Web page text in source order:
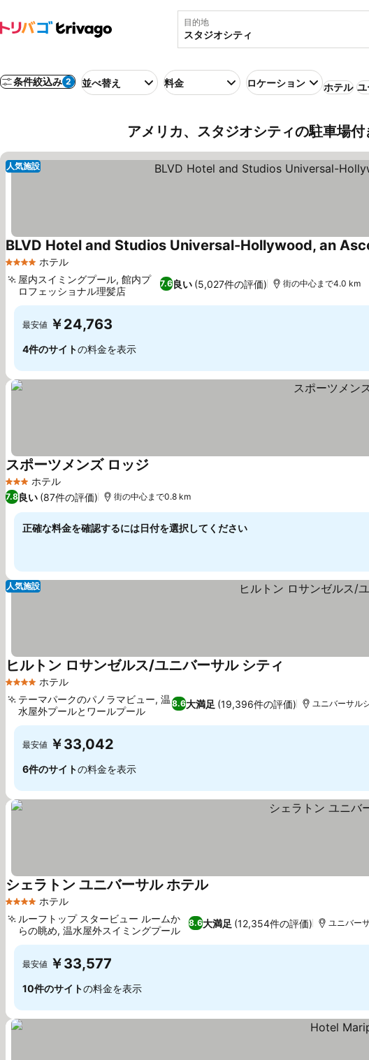
目的地
条件絞込み 2 並べ替え 料金 ロケーション ホテル
アメリカ、スタジオシティの駐車場
人気施設
4 ホテルのランク
ホテル
BLVD Hotel and Studios Universal-Hollywood, an
7.6良い (5,027件の評価)
屋内スイミングプール, 館内プ
ロフェッショナル理髪店
街の中心まで4.0 km
最安値 ￥24,763
4件のサイトの料金を表示
3 ホテルのランク
ホテル
スポーツメンズ ロッジ
7.8良い (87件の評価) 街の中心まで0.8 km
正確な料金を確認するには日付を選択してください
人気施設
4 ホテルのランク
ホテル
ヒルトン ロサンゼルス/ユニバーサル シティ
8.6大満足 (19,396件の評価)
テーマパークのパノラマビュー, 温
水屋外プールとワールプール
ユニバーサル
最安値 ￥33,042
6件のサイトの料金を表示
4 ホテルのランク
ホテル
シェラトン ユニバーサル ホテル
8.6大満足 (12,354件の評価)
ルーフトップ スタービュー ルームか
らの眺め, 温水屋外スイミングプール
ユニバー
最安値 ￥33,577
10件のサイトの料金を表示